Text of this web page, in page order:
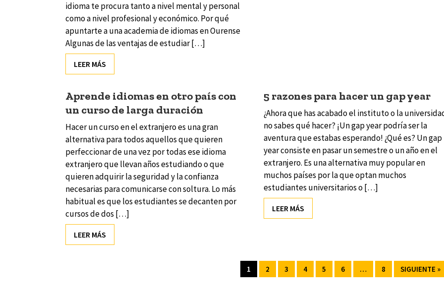
idioma te procura tanto a nivel mental y personal
como a nivel profesional y económico. Por qué
apuntarte a una academia de idiomas en Ourense
Algunas de las ventajas de estudiar […]
LEER MÁS
Aprende idiomas en otro país con
un curso de larga duración
Hacer un curso en el extranjero es una gran
alternativa para todos aquellos que quieren
perfeccionar de una vez por todas ese idioma
extranjero que llevan años estudiando o que
quieren adquirir la seguridad y la confianza
necesarias para comunicarse con soltura. Lo más
habitual es que los estudiantes se decanten por
cursos de dos […]
LEER MÁS
5 razones para hacer un gap year
¿Ahora que has acabado el instituto o la
no sabes qué hacer? ¡Un gap year podría ser la
aventura que estabas esperando! ¿Qué es? Un gap
year consiste en pasar un semestre o un año en el
extranjero. Es una alternativa muy popular en
muchos países por la que optan muchos
estudiantes universitarios o […]
LEER MÁS
1 2 3 4 5 6 … 8 SIGUIENTE »